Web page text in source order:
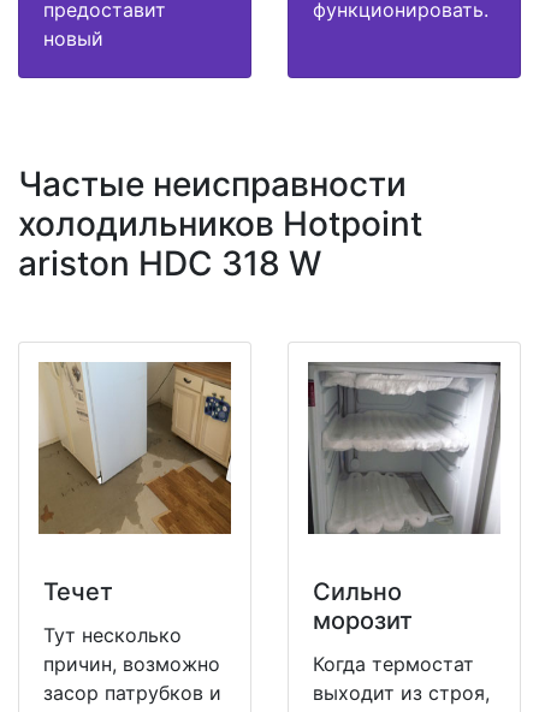
предоставит
новый
функционировать.
Частые неисправности
холодильников Hotpoint
ariston HDC 318 W
Течет
Тут несколько
причин, возможно
засор патрубков и
Сильно
морозит
Когда термостат
выходит из строя,